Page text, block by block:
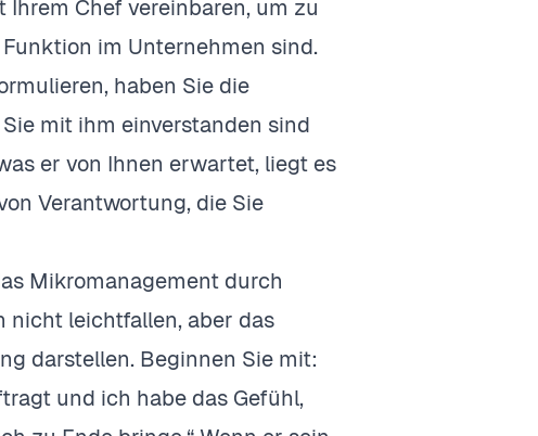
Ihrem Chef vereinbaren, um zu
im Unternehmen sind.
haben Sie die
mit ihm einverstanden sind
er von Ihnen erwartet, liegt es
Verantwortung, die Sie
Mikromanagement durch
nicht leichtfallen, aber das
darstellen. Beginnen Sie mit:
und ich habe das Gefühl,